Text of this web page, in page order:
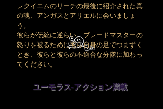
レクイエムのリーチの最後に紹介された真
の魂、アンガスとアリエルに会いましょ
う。
彼らが伝統に逆らい、ブレードマスターの
怒りを被るために彼ら自身の足でつまずく
とき、彼らと彼らの不適合な分隊に加わっ
てください。
ユーモラス-アクション満載